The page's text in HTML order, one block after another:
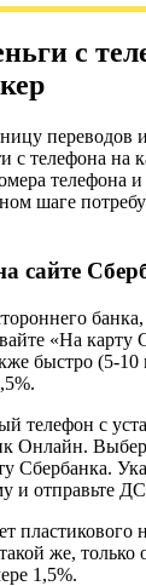
с
переводов
с телефона на
телефона
шаге
сайте
«На карту
быстро (5-10
телефон с
Онлайн.
Сбербанка.
и отправьте
пластикового
же, только
1,5%.